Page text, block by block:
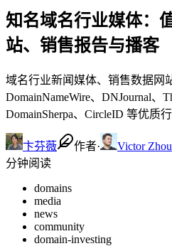
知名域名行业媒体：
站、销售报告与播客
域名行业新闻媒体、销售数据网
DomainNameWire、DNJournal、
DomainSherpa、CircleID 等优质
卞芬薇 作者· Victor Zhou
分钟阅读
domains
media
news
community
domain-investing